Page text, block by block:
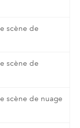
scène de
scène de
scène de nuage